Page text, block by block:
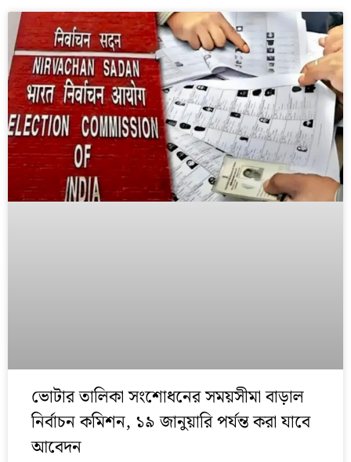
ভোটার তালিকা সংশোধনের সময়সীমা বাড়াল
নির্বাচন কমিশন, ১৯ জানুয়ারি পর্যন্ত করা যাবে
আবেদন